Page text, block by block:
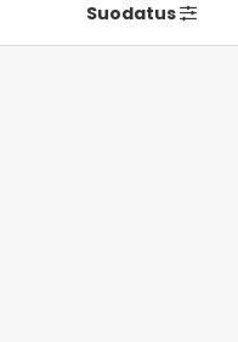
Suodatus